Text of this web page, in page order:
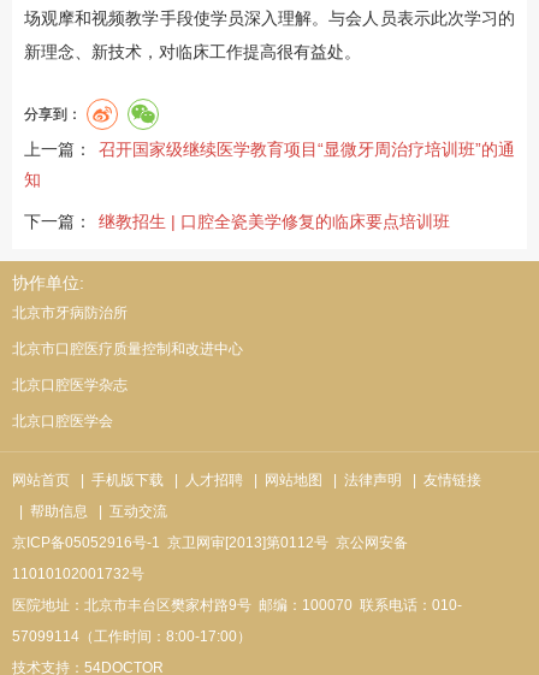
场观摩和视频教学手段使学员深入理解。与会人员表示此次学习的
新理念、新技术，对临床工作提高很有益处。
分享到：
上一篇：
召开国家级继续医学教育项目“显微牙周治疗培训班”的通
知
下一篇： 继教招生 | 口腔全瓷美学修复的临床要点培训班
协作单位:
北京市牙病防治所
北京市口腔医疗质量控制和改进中心
北京口腔医学杂志
北京口腔医学会
网站首页 | 手机版下载 | 人才招聘 | 网站地图 | 法律声明
| 友情链接
| 帮助信息
| 互动交流
京ICP备05052916号-1 京卫网审[2013]第0112号 京公网安备
11010102001732号
医院地址：北京市丰台区樊家村路9号 邮编：100070 联系电话：010-
57099114（工作时间：8:00-17:00）
技术支持： 54DOCTOR